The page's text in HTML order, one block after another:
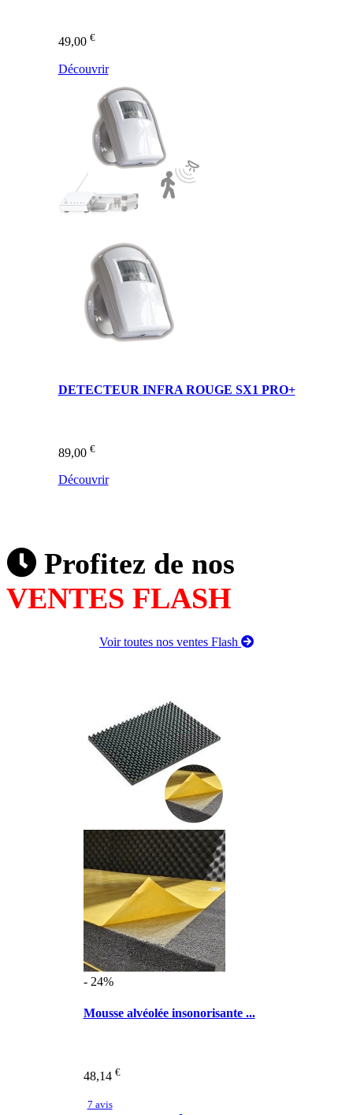
49,00 €
Découvrir
DETECTEUR INFRA ROUGE SX1 PRO+
89,00 €
Découvrir
Profitez de nos
VENTES FLASH
Voir toutes nos ventes Flash
- 24%
Mousse alvéolée insonorisante ...
48,14 €
7 avis